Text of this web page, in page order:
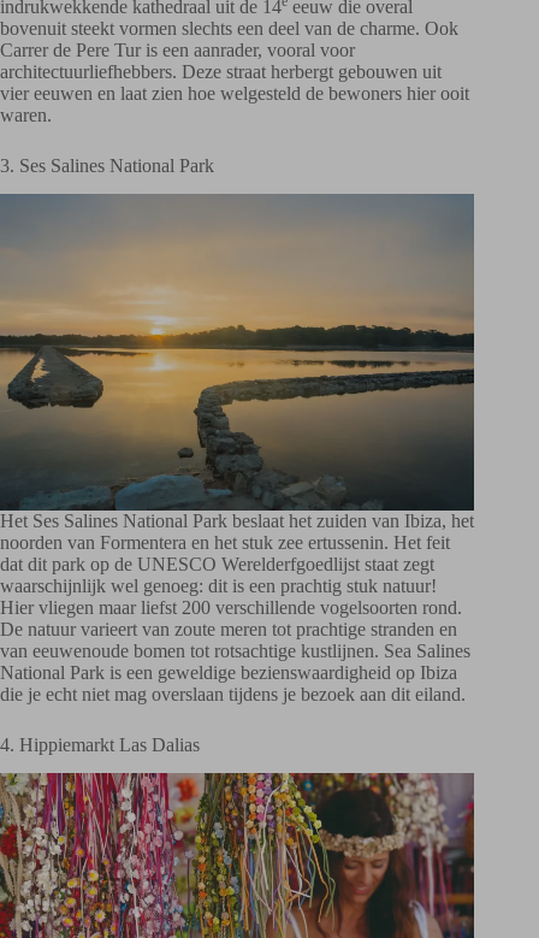
indrukwekkende kathedraal uit de 14 eeuw die overal
bovenuit steekt vormen slechts een deel van de charme. Ook
Carrer de Pere Tur is een aanrader, vooral voor
architectuurliefhebbers. Deze straat herbergt gebouwen uit
vier eeuwen en laat zien hoe welgesteld de bewoners hier ooit
waren.
3. Ses Salines National Park
Het Ses Salines National Park beslaat het zuiden van Ibiza, het
noorden van Formentera en het stuk zee ertussenin. Het feit
dat dit park op de UNESCO Werelderfgoedlijst staat zegt
waarschijnlijk wel genoeg: dit is een prachtig stuk natuur!
Hier vliegen maar liefst 200 verschillende vogelsoorten rond.
De natuur varieert van zoute meren tot prachtige stranden en
van eeuwenoude bomen tot rotsachtige kustlijnen. Sea Salines
National Park is een geweldige bezienswaardigheid op Ibiza
die je echt niet mag overslaan tijdens je bezoek aan dit eiland.
4. Hippiemarkt Las Dalias